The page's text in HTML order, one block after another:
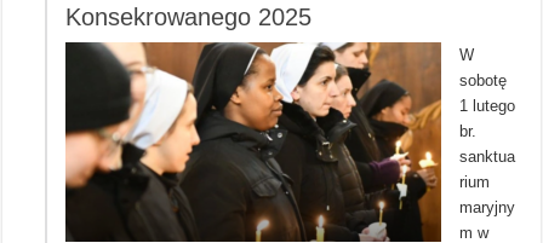
Konsekrowanego 2025
W
sobotę
1 lutego
br.
sanktua
rium
maryjny
m w